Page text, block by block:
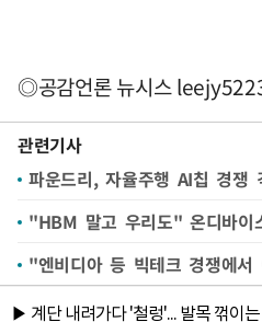
◎공감언론 뉴시스
관련기사
"HBM 말고 우리도" 온디바이